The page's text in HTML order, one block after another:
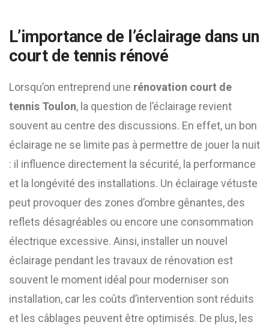
L’importance de l’éclairage dans un
court de tennis rénové
Lorsqu’on entreprend une rénovation court de
tennis Toulon, la question de l’éclairage revient
souvent au centre des discussions. En effet, un bon
éclairage ne se limite pas à permettre de jouer la nuit
: il influence directement la sécurité, la performance
et la longévité des installations. Un éclairage vétuste
peut provoquer des zones d’ombre gênantes, des
reflets désagréables ou encore une consommation
électrique excessive. Ainsi, installer un nouvel
éclairage pendant les travaux de rénovation est
souvent le moment idéal pour moderniser son
installation, car les coûts d’intervention sont réduits
et les câblages peuvent être optimisés. De plus, les